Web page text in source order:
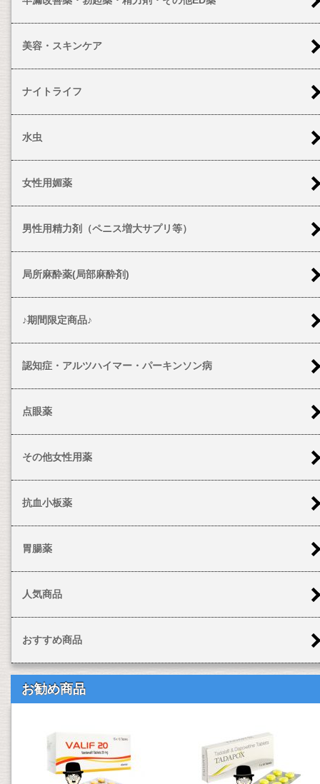
美容・スキンケア
ナイトライフ
水虫
女性用媚薬
男性用精力剤（ペニス増大サプリ等）
局所麻酔薬(局部麻酔剤)
♪期間限定商品♪
認知症・アルツハイマー・パーキンソン病
点眼薬
その他女性用薬
抗血小板薬
胃腸薬
人気商品
おすすめ商品
お勧め商品